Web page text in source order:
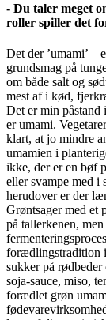
- Du taler meget
roller spiller det
Det der ’umami’ –
grundsmag på
om både salt og
mest af i kød,
Det er min påstand
er umami.
klart, at jo mindre
umamien i
ikke, der er en bøf
eller svampe med i
herudover er der
Grøntsager med et
på tallerkenen,
forædlingstradition
sukker på
soja-sauce, miso,
forædlet grøn